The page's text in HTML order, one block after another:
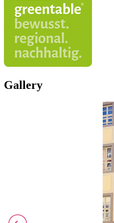
Gallery